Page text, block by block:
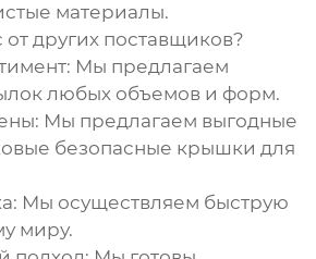
материалы.
от других поставщиков?
Мы предлагаем
любых объемов и форм.
Мы предлагаем выгодные
безопасные крышки для
Мы осуществляем быструю
миру.